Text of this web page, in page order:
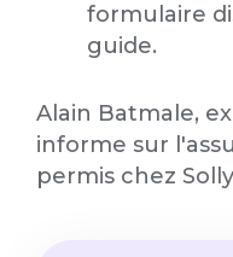
formulaire
guide.
Alain Batmale,
informe sur
permis chez